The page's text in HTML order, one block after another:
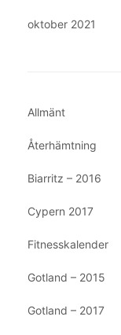
oktober 2021
Allmänt
Återhämtning
Biarritz – 2016
Cypern 2017
Fitnesskalender
Gotland – 2015
Gotland – 2017